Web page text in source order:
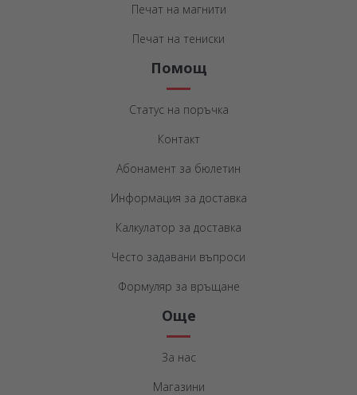
Печат на магнити
Печат на тениски
Помощ
Статус на поръчка
Контакт
Абонамент за бюлетин
Информация за доставка
Калкулатор за доставка
Често задавани въпроси
Формуляр за връщане
Още
За нас
Магазини